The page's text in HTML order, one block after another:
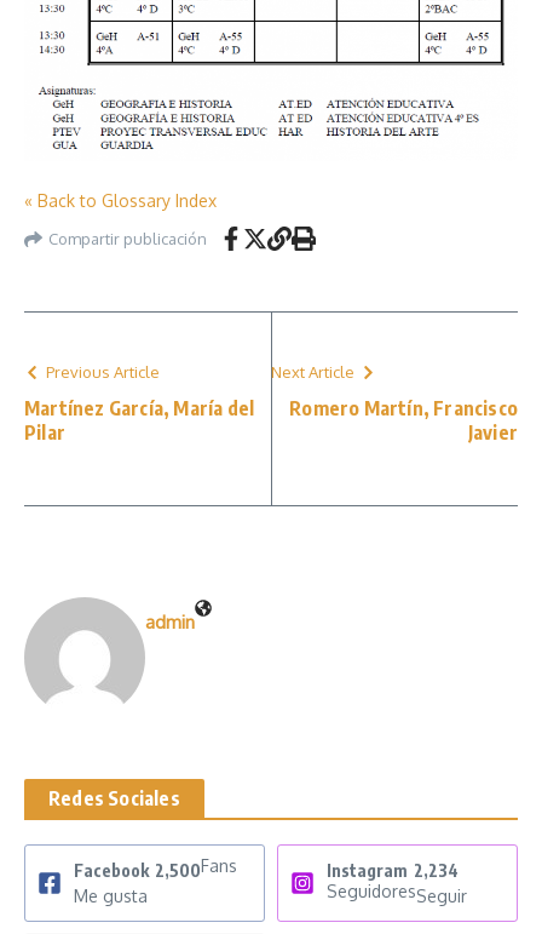
« Back to Glossary Index
Compartir publicación
Previous Article
Martínez García, María del
Pilar
Next Article
Romero Martín, Francisco
Javier
admin
Redes Sociales
Facebook 2,500Fans
Me gusta
Instagram 2,234
SeguidoresSeguir